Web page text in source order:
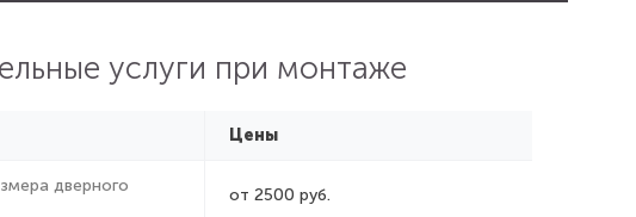
услуги при монтаже
Цены
дверного
от 2500 руб.